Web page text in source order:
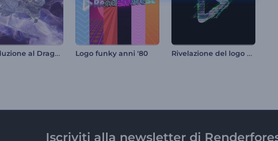
Introduzione al Drago Splendente Logo funky anni '80 Rivelazione del logo di Swift Glitch
Iscriviti alla newsletter di